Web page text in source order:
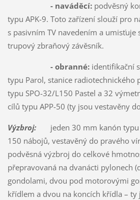
- naváděcí:podvěsný
typu APK-9. Toto zařízení slouží pro
s pasivním TV navedením a umisťuje
trupový zbraňový závěsník.
- obranné: identifikační
typu Parol, stanice radiotechnického
typu SPO-32/L150 Pastel a 32
cílů typu APP-50 (ty jsou vestavěny
Výzbroj:jeden 30 mm kanón typu
150 nábojů, vestavěný do pravého
podvěsná výzbroj do celkové
přepravovaná na dvanácti pylonech
gondolami, dvou pod motorovými
křídlem a dvou na koncích křídla –